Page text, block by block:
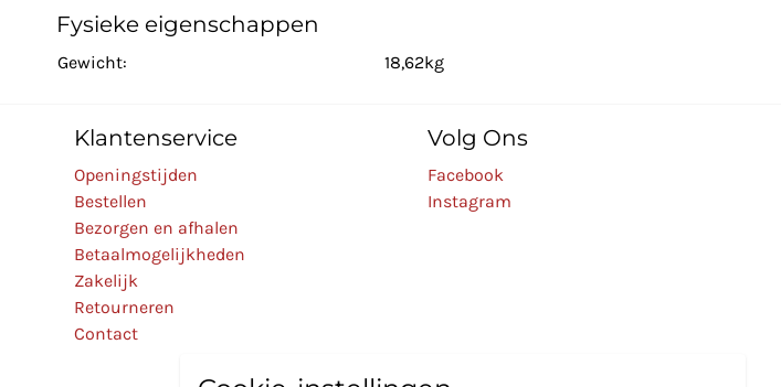
Fysieke eigenschappen
Gewicht: 18,62kg
Klantenservice
Openingstijden
Bestellen
Bezorgen en afhalen
Betaalmogelijkheden
Zakelijk
Retourneren
Contact
Volg Ons
Facebook
Instagram